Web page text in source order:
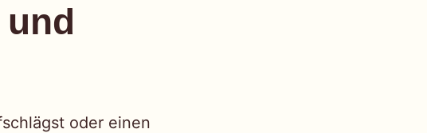
oder einen